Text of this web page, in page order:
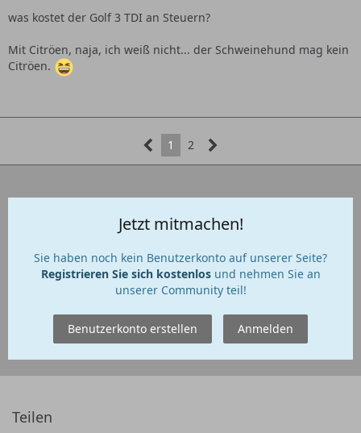
was kostet der Golf 3 TDI an Steuern?
Mit Citröen, naja, ich weiß nicht... der Schweinehund mag kein
Citröen.
1 2
Jetzt mitmachen!
Sie haben noch kein Benutzerkonto auf unserer Seite?
Registrieren Sie sich kostenlosund nehmen Sie an
unserer Community teil!
Benutzerkonto erstellen Anmelden
Teilen